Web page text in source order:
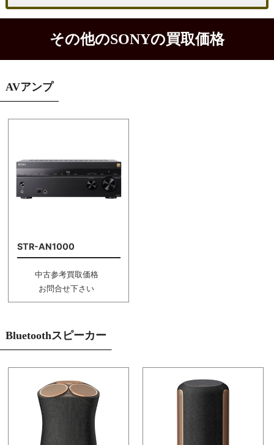
その他のSONYの買取価格
AVアンプ
STR-AN1000
中古参考買取価格
お問合せ下さい
Bluetoothスピーカー